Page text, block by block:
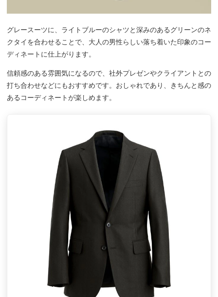
グレースーツに、ライトブルーのシャツと深みのあるグリーンのネ
クタイを合わせることで、大人の男性らしい落ち着いた印象のコー
ディネートに仕上がります。
信頼感のある雰囲気になるので、社外プレゼンやクライアントとの
打ち合わせなどにもおすすめです。おしゃれであり、きちんと感の
あるコーディネートが楽しめます。